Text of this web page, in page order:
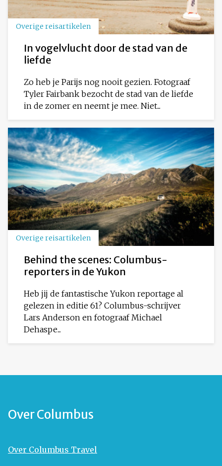
Overige reisartikelen
In vogelvlucht door de stad van de
liefde
Zo heb je Parijs nog nooit gezien. Fotograaf
Tyler Fairbank bezocht de stad van de liefde
in de zomer en neemt je mee. Niet...
Overige reisartikelen
Behind the scenes: Columbus-
reporters in de Yukon
Heb jij de fantastische Yukon reportage al
gelezen in editie 61? Columbus-schrijver
Lars Anderson en fotograaf Michael
Dehaspe...
Over Columbus
Over Columbus Travel